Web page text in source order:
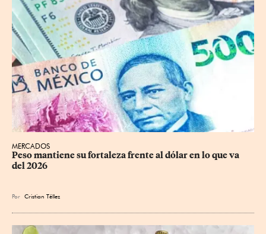
MERCADOS
Peso mantiene su fortaleza frente al dólar en lo que va
del 2026
Por Cristian Téllez